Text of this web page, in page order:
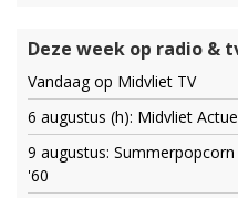
Deze week op radio &
Vandaag op Midvliet TV
6 augustus (h): Midvliet
9 augustus:
'60